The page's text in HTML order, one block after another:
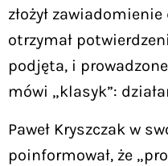
złożył
otrzymał
podjęta, i
mówi „klasyk”:
Paweł Kryszczak w
poinformował, że